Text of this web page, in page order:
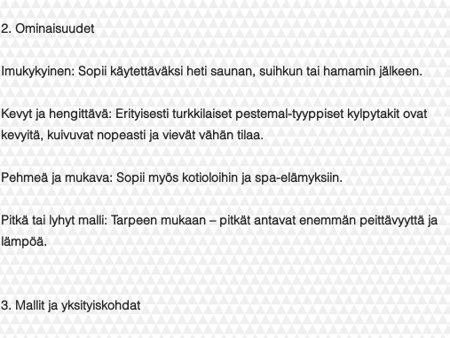
2. Ominaisuudet
Imukykyinen: Sopii käytettäväksi heti saunan, suihkun tai hamamin jälkeen.
Kevyt ja hengittävä: Erityisesti turkkilaiset pestemal-tyyppiset kylpytakit ovat
kevyitä, kuivuvat nopeasti ja vievät vähän tilaa.
Pehmeä ja mukava: Sopii myös kotioloihin ja spa-elämyksiin.
Pitkä tai lyhyt malli: Tarpeen mukaan – pitkät antavat enemmän peittävyyttä ja
lämpöä.
3. Mallit ja yksityiskohdat